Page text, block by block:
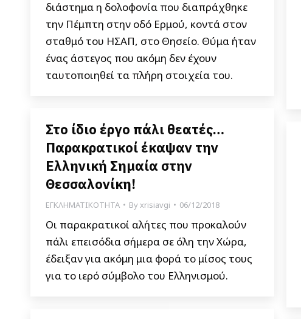
διάστημα η δολοφονία που διαπράχθηκε
την Πέμπτη στην οδό Ερμού, κοντά στον
σταθμό του ΗΣΑΠ, στο Θησείο. Θύμα ήταν
ένας άστεγος που ακόμη δεν έχουν
ταυτοποιηθεί τα πλήρη στοιχεία του.
Στο ίδιο έργο πάλι θεατές…
Παρακρατικοί έκαψαν την
Ελληνική Σημαία στην
Θεσσαλονίκη!
ΕΓΚΛΗΜΑΤΙΚΟΤΗΤΑ Byxrisiavgi 06/12/2018
Οι παρακρατικοί αλήτες που προκαλούν
πάλι επεισόδια σήμερα σε όλη την Χώρα,
έδειξαν για ακόμη μια φορά το μίσος τους
για το ιερό σύμβολο του Ελληνισμού.